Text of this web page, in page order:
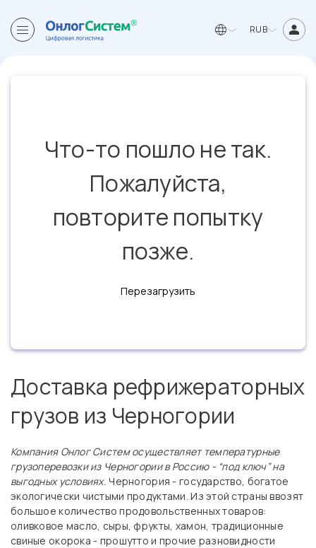
RUB
Что-то пошло не так.
Пожалуйста,
повторите попытку
позже.
Перезагрузить
Доставка рефрижераторных
грузов из Черногории
Компания Онлог Систем осуществляет температурные
грузоперевозки из Черногории в Россию - “под ключ” на
выгодных условиях. Черногория - государство, богатое
экологически чистыми продуктами. Из этой страны ввозят
большое количество продовольственных товаров:
оливковое масло, сыры, фрукты, хамон, традиционные
свиные окорока - прошутто и прочие разновидности